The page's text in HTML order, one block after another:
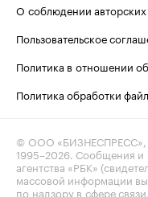
О соблюдении
Пользовательское
Политика в отношении
Политика обработки
© ООО
1995–2026 . Сообщения
агентства «РБК»
массовой информации
по надзору в сфере